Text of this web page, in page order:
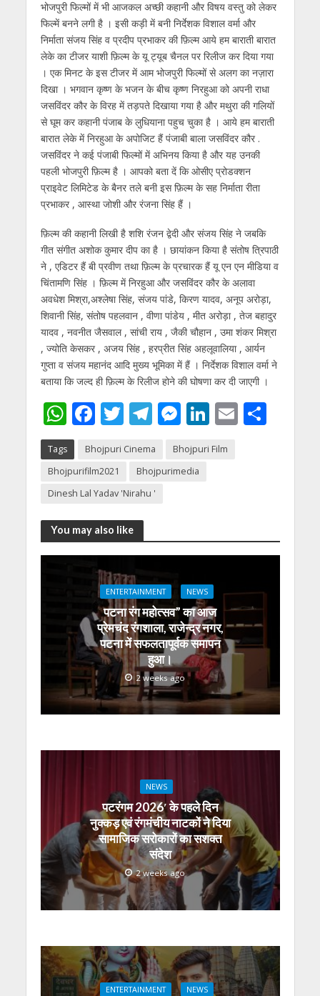
s
A
p
p
b
o
o
k
er gr
a
m
e
n
g
er
e
dI
n
l e
भोजपुरी फिल्मों में भी आजकल अच्छी कहानी और विषय वस्तु को लेकर
फिल्में बनने लगी है । इसी कड़ी में बनी निर्देशक विशाल वर्मा और
निर्माता संजय सिंह व प्रदीप प्रभाकर की फ़िल्म आये हम बाराती बारात
लेके का टीजर याशी फ़िल्म के यू ट्यूब चैनल पर रिलीज कर दिया गया
। एक मिनट के इस टीजर में आम भोजपुरी फिल्मों से अलग का नज़ारा
दिखा । भगवान कृष्ण के भजन के बीच कृष्ण निरहुआ को अपनी राधा
जसविंदर कौर के विरह में तड़पते दिखाया गया है और मथुरा की गलियों
से घूम कर कहानी पंजाब के लुधियाना पहुच चुका है । आये हम बाराती
बारात लेके में निरहुआ के अपोजिट हैं पंजाबी बाला जसविंदर कौर .
जसविंदर ने कई पंजाबी फिल्मों में अभिनय किया है और यह उनकी
पहली भोजपुरी फ़िल्म है । आपको बता दें कि ओसीए प्रोडक्शन
प्राइवेट लिमिटेड के बैनर तले बनी इस फ़िल्म के सह निर्माता रीता
प्रभाकर , आस्था जोशी और रंजना सिंह हैं ।
फ़िल्म की कहानी लिखी है शशि रंजन द्वेदी और संजय सिंह ने जबकि
गीत संगीत अशोक कुमार दीप का है । छायांकन किया है संतोष त्रिपाठी
ने , एडिटर हैं बी प्रवीण तथा फ़िल्म के प्रचारक हैं यू एन एन मीडिया व
चिंतामणि सिंह । फ़िल्म में निरहुआ और जसविंदर कौर के अलावा
अवधेश मिश्रा,अश्लेषा सिंह, संजय पांडे, किरण यादव, अनूप अरोड़ा,
शिवानी सिंह, संतोष पहलवान , वीणा पांडेय , मीत अरोड़ा , तेज बहादुर
यादव , नवनीत जैसवाल , सांची राय , जैकी चौहान , उमा शंकर मिश्रा
, ज्योति केसकर , अजय सिंह , हरप्रीत सिंह अहलूवालिया , आर्यन
गुप्ता व संजय महानंद आदि मुख्य भूमिका में हैं । निर्देशक विशाल वर्मा ने
बताया कि जल्द ही फ़िल्म के रिलीज होने की घोषणा कर दी जाएगी ।
W
h
at
s
A
p
p
F
e
b
o
o
k
T
itt
er
T
e
gr
M
ss
e
er
Li
k
E S
Tags Bhojpuri Cinema
Bhojpuri Film
Bhojpurifilm2021
Bhojpurimedia
Dinesh Lal Yadav 'Nirahu '
You may also like
ENTERTAINMENT NEWS
पटना रंग महोत्सव” का आज
प्रेमचंद रंगशाला, राजेन्द्र नगर,
पटना में सफलतापूर्वक समापन
हुआ।
2 weeks ago
NEWS
पटरंगम 2026′ के पहले दिन
नुक्कड़ एवं रंगमंचीय नाटकों ने दिया
सामाजिक सरोकारों का सशक्त
संदेश
2 weeks ago
ENTERTAINMENT NEWS